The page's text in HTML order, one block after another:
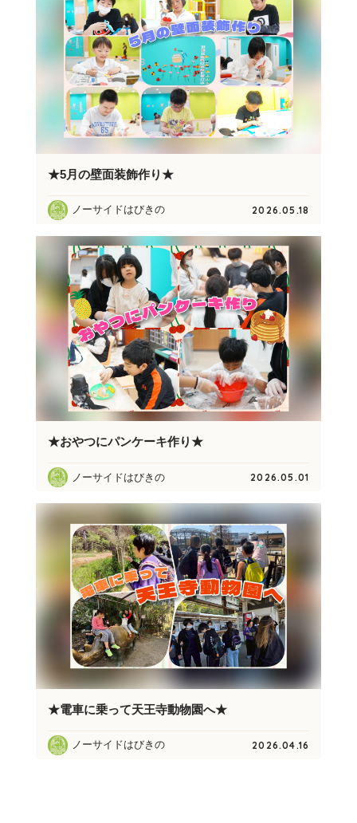
★5月の壁面装飾作り★
ノーサイドはびきの 2026.05.18
★おやつにパンケーキ作り★
ノーサイドはびきの 2026.05.01
★電車に乗って天王寺動物園へ★
ノーサイドはびきの 2026.04.16